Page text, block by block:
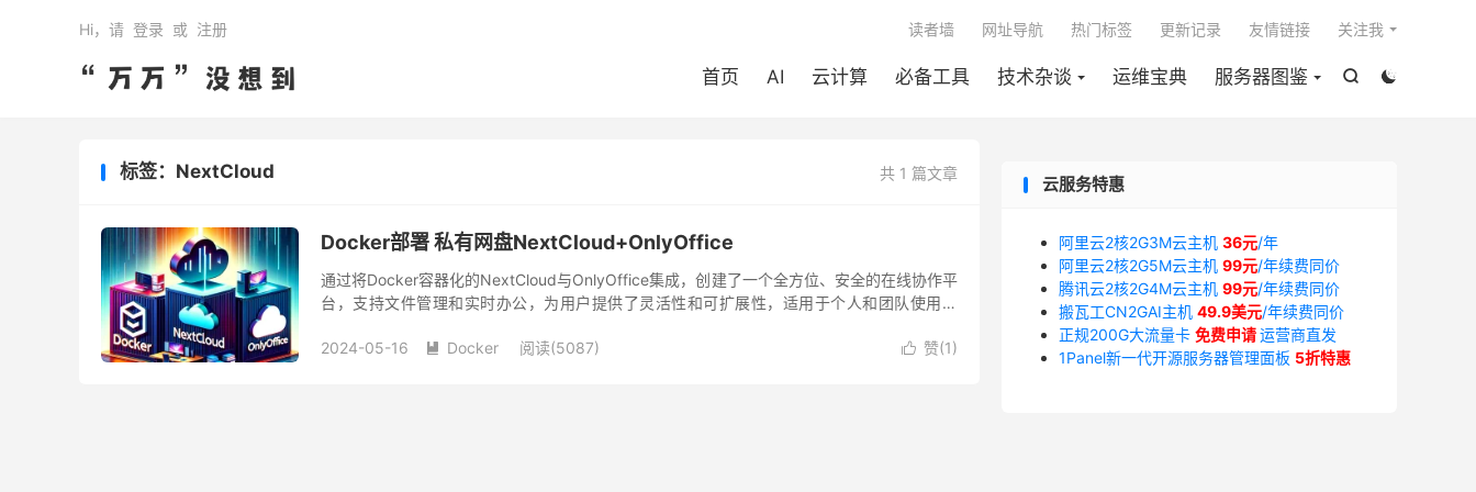


首页 AI 云计算 必备工具 技术杂谈 运维宝典 服务器图鉴
读者墙 网址导航 热门标签 更新记录 友情链接 关注我
Hi，请 登录 或 注册
共 1 篇文章
标签：NextCloud
Docker部署 私有网盘NextCloud+OnlyOffice
通过将Docker容器化的NextCloud与OnlyOffice集成，创建了一个全方位、安全的在线协作平
台，支持文件管理和实时办公，为用户提供了灵活性和可扩展性，适用于个人和团队使用。
 赞(1)
2024-05-16  Docker 阅读(5087)
云服务特惠
阿里云2核2G3M云主机 36元/年
阿里云2核2G5M云主机 99元/年续费同价
腾讯云2核2G4M云主机 99元/年续费同价
搬瓦工CN2GAI主机 49.9美元/年续费同价
正规200G大流量卡 免费申请运营商直发
1Panel新一代开源服务器管理面板 5折特惠